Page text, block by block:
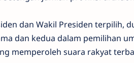
dan Wakil Presiden terpilih,
dan kedua dalam pemilihan
memperoleh suara rakyat